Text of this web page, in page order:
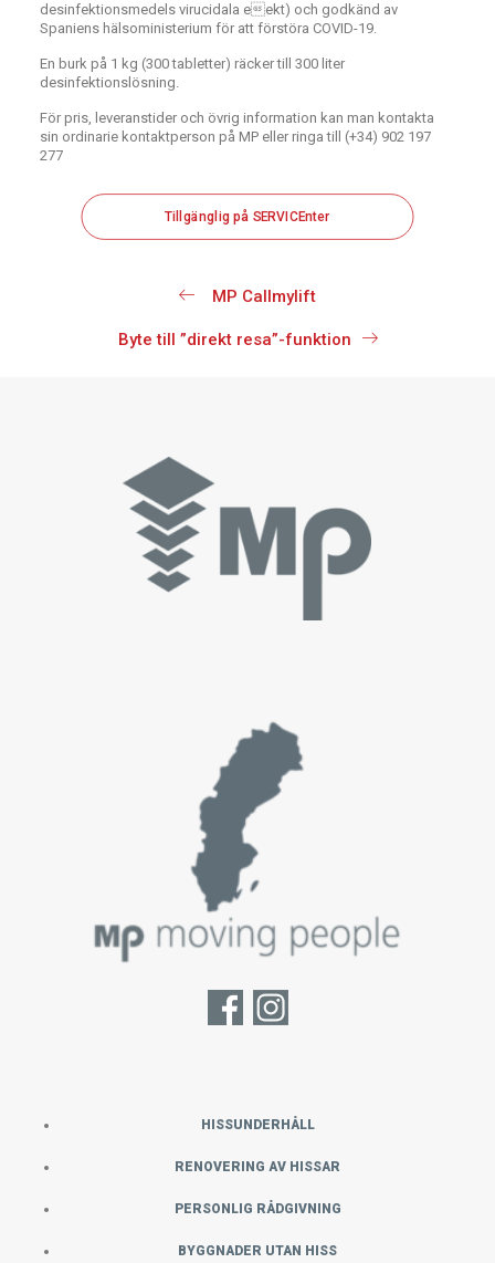
desinfektionsmedels virucidala eekt) och godkänd av
Spaniens hälsoministerium för att förstöra COVID-19.
En burk på 1 kg (300 tabletter) räcker till 300 liter
desinfektionslösning.
För pris, leveranstider och övrig information kan man kontakta
sin ordinarie kontaktperson på MP eller ringa till (+34) 902 197
277
Tillgänglig på SERVICEnter
MP Callmylift
Byte till ”direkt resa”-funktion
HISSUNDERHÅLL
RENOVERING AV HISSAR
PERSONLIG RÅDGIVNING
BYGGNADER UTAN HISS